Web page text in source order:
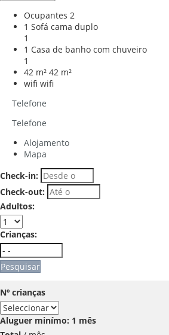
Ocupantes 2
1 Sofá cama duplo
1
1 Casa de banho com chuveiro
1
42 m² 42 m²
wifi wifi
Telefone
Telefone
Alojamento
Mapa
Check-in:
Check-out:
Adultos:
Crianças:
Pesquisar
Nº crianças
Aluguer minímo: 1 mês